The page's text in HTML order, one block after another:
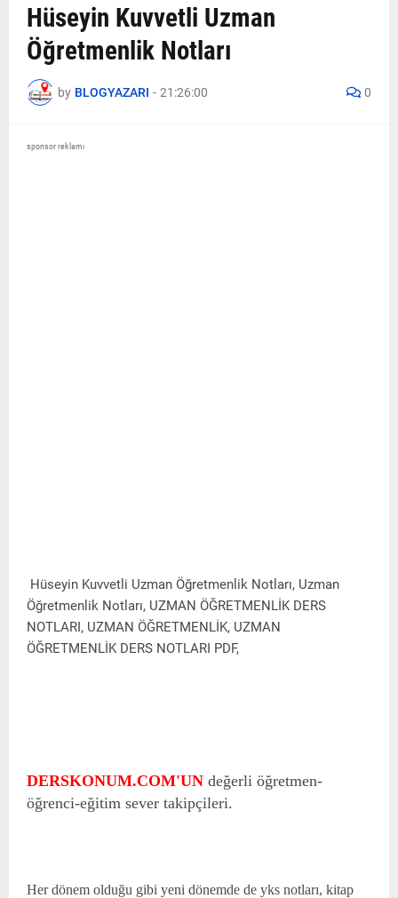
Hüseyin Kuvvetli Uzman
Öğretmenlik Notları
by BLOGYAZARI - 21:26:00 0
sponsor reklamı
Hüseyin Kuvvetli Uzman Öğretmenlik Notları, Uzman
Öğretmenlik Notları, UZMAN ÖĞRETMENLİK DERS
NOTLARI, UZMAN ÖĞRETMENLİK, UZMAN
ÖĞRETMENLİK DERS NOTLARI PDF,
DERSKONUM.COM'UN değerli öğretmen-
öğrenci-eğitim sever takipçileri.
Her dönem olduğu gibi yeni dönemde de yks notları, kitap